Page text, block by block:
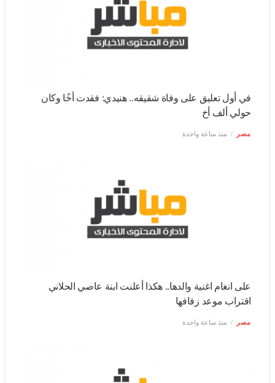
في أول تعليق على وفاة شقيقه.. هنيدي: فقدت أخًا وكان حولي
على انغام اغنية والدها.. هكذا أعلنت ابنة عاصي الحلاني اقتراب
موعد زفافها